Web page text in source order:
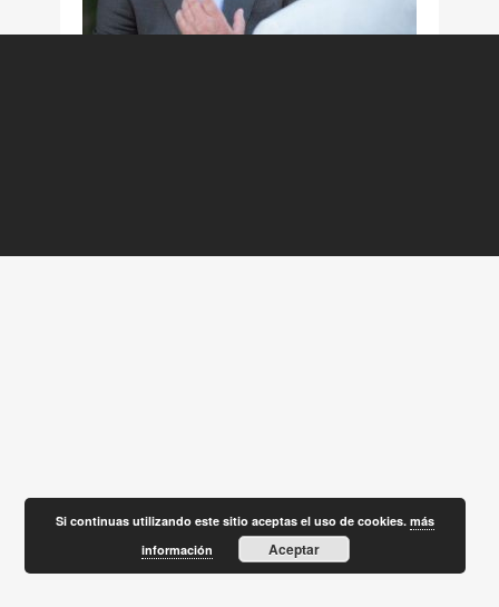
Si continuas utilizando este sitio aceptas el uso de cookies.más
información
Aceptar